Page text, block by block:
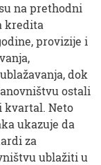
na prethodni
kredita
provizije i
dok
ostali
kvartal. Neto
ukazuje da
za
ublažiti u